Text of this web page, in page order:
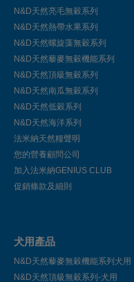
N&D天然亮毛無穀系列
N&D天然熱帶水果系列
N&D天然螺旋藻無穀系列
N&D天然藜麥無穀機能系列
N&D天然頂級無穀系列
N&D天然南瓜無穀系列
N&D天然低穀系列
N&D天然海洋系列
法米納天然糧聲明
您的營養顧問公司
加入法米納GENIUS CLUB
促銷條款及細則
犬用產品
N&D天然藜麥無穀機能系列犬用
N&D天然頂級無穀系列-犬用